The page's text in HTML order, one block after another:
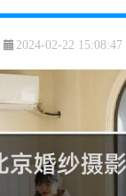
2024-02-22 15:08:47